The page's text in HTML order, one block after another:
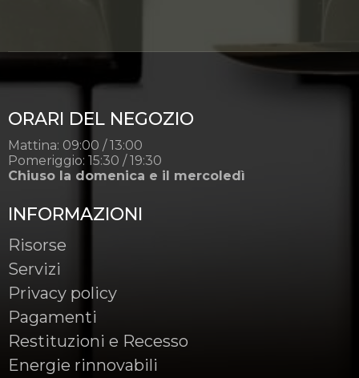
ORARI DEL NEGOZIO
Mattina: 09:00 / 13:00
Pomeriggio: 15:30 / 19:30
Chiuso la domenica e il mercoledì
INFORMAZIONI
Risorse
Servizi
Privacy policy
Pagamenti
Restituzioni e Recesso
Energie rinnovabili